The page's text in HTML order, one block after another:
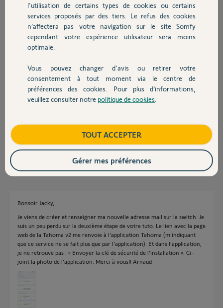
Autres produits
Devis avec un pro
Contact
Participer au fil de discussion
Réponses
Bonjour Arnaud
Il faut obligatoirement installer la Switch avec une autre adresse mail
pour pouvoir faire la migration, puis ensuite remplacer la V2 par la
Vous pouvez commencer en vous aidant de ce tuto
https://www.antoineguilbert.fr/migrer-et-remplacer-tahoma...
JACKY M. il y a environ un an
Bonsoir Jacky,
Je viens de créer et renseigner ma nouvelle adresse mail sur la switch. Je
suis un peu perdu sur la deuxième étape de votre tuto. Le lien avec la page
web de la Tahoma v2 me renvoie à l’application Tahoma (m’indiquant
que ce service ne se fait plus que par l’application). Et dans l’application,
je ne retrouve pas : « Envoyer la clé de sécurité de l’installation ». Ci-
joint la photo de l’application. Merci à vous!! Arnaud
l'utilisation de certains types de cookies ou certains
services proposés par des tiers. Le refus des cookies
n’affectera pas votre navigation sur le site Somfy
cependant votre expérience utilisateur sera moins
optimale.
Vous pouvez changer d'avis ou retirer votre
consentement à tout moment via le centre de
préférences des cookies. Pour plus d’informations,
veuillez consulter notre politique de cookies
TOUT ACCEPTER
Gérer mes préférences